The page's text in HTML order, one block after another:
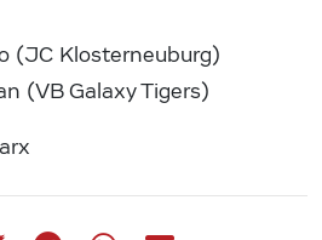
(JC Klosterneuburg)
(VB Galaxy Tigers)